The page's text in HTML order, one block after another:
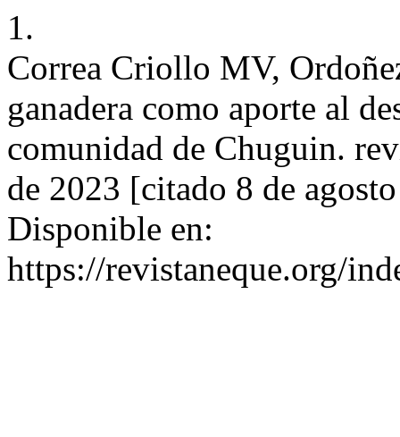
1.
Correa Criollo MV,
ganadera como aporte al
comunidad de Chuguin.
de 2023 [citado 8 de
Disponible en:
https://revistaneque.org/